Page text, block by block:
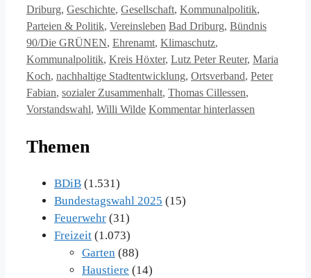
Driburg, Geschichte, Gesellschaft, Kommunalpolitik,
Parteien & Politik, Vereinsleben Schlagwörter
Bad Driburg, Bündnis
90/Die GRÜNEN, Ehrenamt, Klimaschutz,
Kommunalpolitik, Kreis Höxter, Lutz Peter Reuter, Maria
Koch, nachhaltige Stadtentwicklung, Ortsverband, Peter
Fabian, sozialer Zusammenhalt, Thomas Cillessen,
Vorstandswahl, Willi Wilde Kommentar hinterlassen
Themen
BDiB (1.531)
Bundestagswahl 2025 (15)
Feuerwehr (31)
Freizeit (1.073)
Garten (88)
Haustiere (14)